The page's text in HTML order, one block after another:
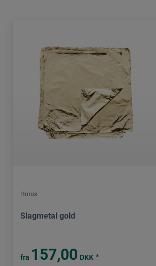
Horus
Slagmetal gold
fra 157,00 DKK *